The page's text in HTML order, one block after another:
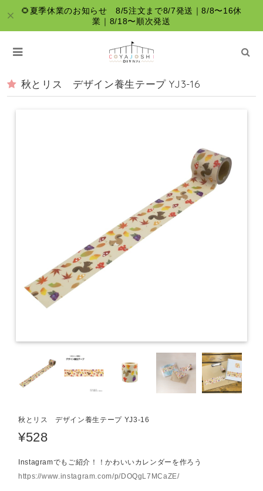
🌻夏季休業のお知らせ 8/5注文まで8/7発送｜8/8〜16休
業｜8/18〜順次発送
秋とリス デザイン養生テープ YJ3-16
秋とリス デザイン養生テープ YJ3-16
¥528
Instagramでもご紹介！！かわいいカレンダーを作ろう
https://www.instagram.com/p/DOQgL7MCaZE/